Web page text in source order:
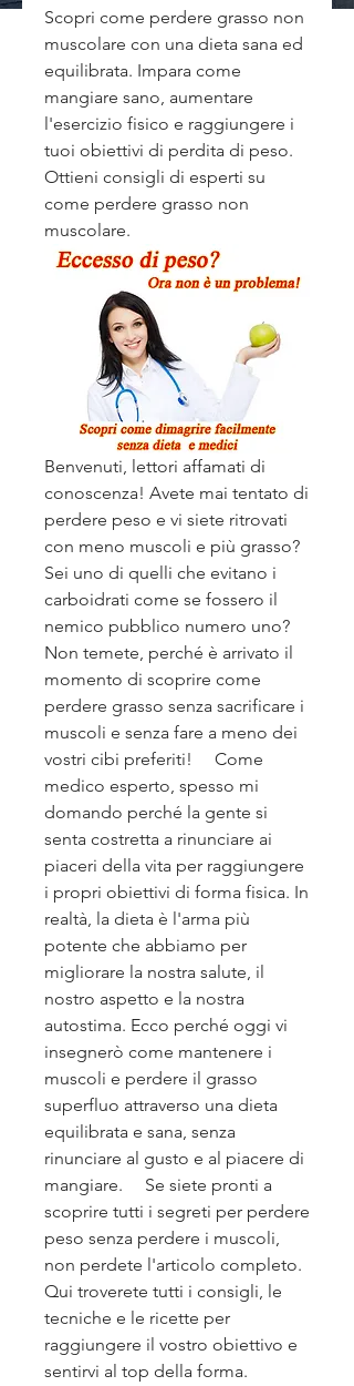
Scopri come perdere grasso non
muscolare con una dieta sana ed
equilibrata. Impara come
mangiare sano, aumentare
l'esercizio fisico e raggiungere i
tuoi obiettivi di perdita di peso.
Ottieni consigli di esperti su
come perdere grasso non
muscolare.
Benvenuti, lettori affamati di
conoscenza! Avete mai tentato di
perdere peso e vi siete ritrovati
con meno muscoli e più grasso?
Sei uno di quelli che evitano i
carboidrati come se fossero il
nemico pubblico numero uno?
Non temete, perché è arrivato il
momento di scoprire come
perdere grasso senza sacrificare i
muscoli e senza fare a meno dei
vostri cibi preferiti!     Come
medico esperto, spesso mi
domando perché la gente si
senta costretta a rinunciare ai
piaceri della vita per raggiungere
i propri obiettivi di forma fisica. In
realtà, la dieta è l'arma più
potente che abbiamo per
migliorare la nostra salute, il
nostro aspetto e la nostra
autostima. Ecco perché oggi vi
insegnerò come mantenere i
muscoli e perdere il grasso
superfluo attraverso una dieta
equilibrata e sana, senza
rinunciare al gusto e al piacere di
mangiare.     Se siete pronti a
scoprire tutti i segreti per perdere
peso senza perdere i muscoli,
non perdete l'articolo completo.
Qui troverete tutti i consigli, le
tecniche e le ricette per
raggiungere il vostro obiettivo e
sentirvi al top della forma.